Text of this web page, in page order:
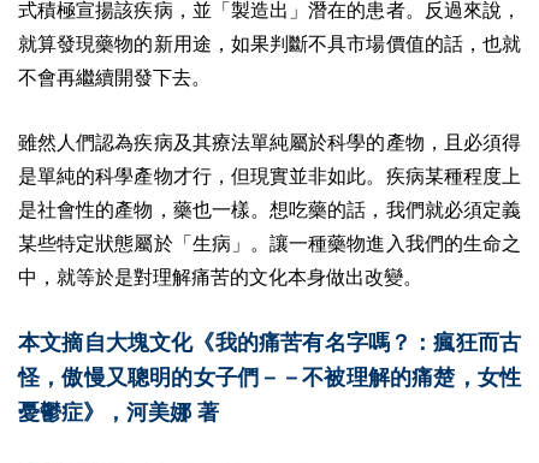
式積極宣揚該疾病，並「製造出」潛在的患者。反過來說，
就算發現藥物的新用途，如果判斷不具市場價值的話，也就
不會再繼續開發下去。
雖然人們認為疾病及其療法單純屬於科學的產物，且必須得
是單純的科學產物才行，但現實並非如此。疾病某種程度上
是社會性的產物，藥也一樣。想吃藥的話，我們就必須定義
某些特定狀態屬於「生病」。讓一種藥物進入我們的生命之
中，就等於是對理解痛苦的文化本身做出改變。
本文摘自大塊文化《我的痛苦有名字嗎？：瘋狂而古
怪，傲慢又聰明的女子們－－不被理解的痛楚，女性
憂鬱症》，河美娜 著